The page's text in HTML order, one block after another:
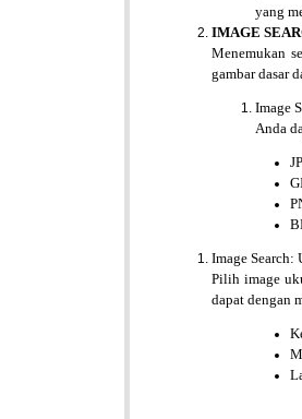
yang
IMAGE
Menemukan
gambar dasar
Image
Anda
Image Search:
Pilih image
dapat dengan